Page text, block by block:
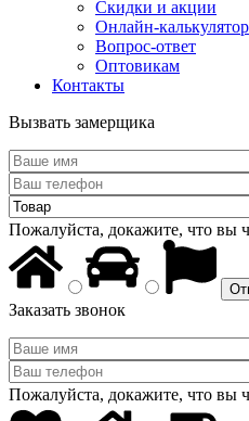
Скидки и акции
Онлайн-калькулятор
Вопрос-ответ
Оптовикам
Контакты
Вызвать замерщика
Пожалуйста, докажите, что вы
Заказать звонок
Пожалуйста, докажите, что вы